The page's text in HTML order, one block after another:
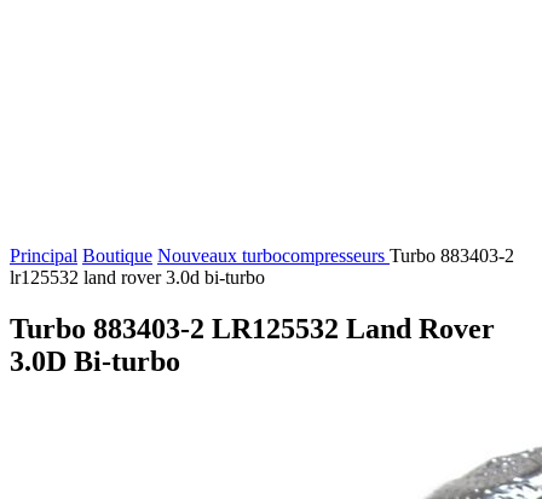
Principal Boutique Nouveaux turbocompresseurs Turbo 883403-2
lr125532 land rover 3.0d bi-turbo
Turbo 883403-2 LR125532 Land Rover
3.0D Bi-turbo